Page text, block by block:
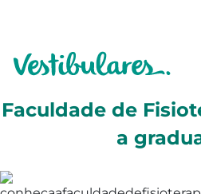
Faculdade de
a